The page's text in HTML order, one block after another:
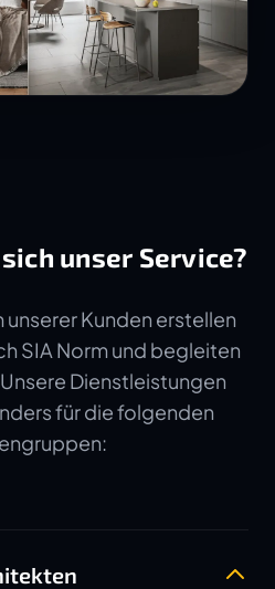
unser Service?
unserer Kunden erstellen
SIA Norm und begleiten
Dienstleistungen
für die folgenden